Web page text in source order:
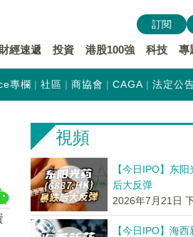
財經速遞 投資 港股100強 科技 專
訂閱
專欄 社區 商協會 CAGA 法定公
視頻
【今日IPO】东
后大反弹
2026年7月21日
【今日IPO】海